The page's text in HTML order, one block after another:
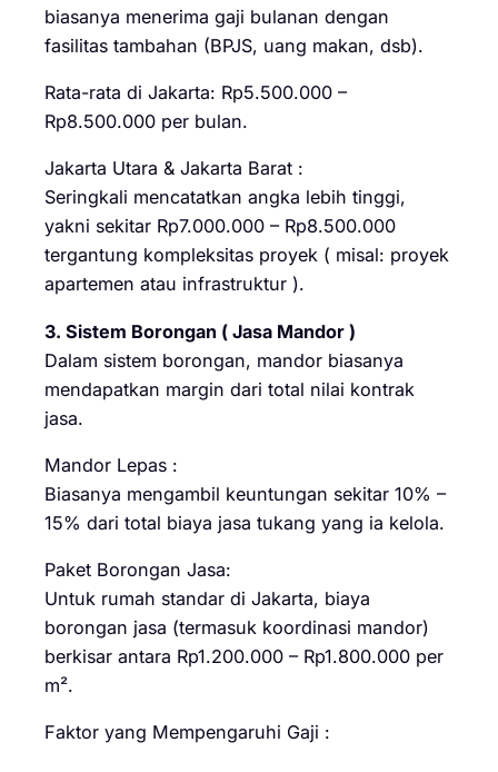
biasanya menerima gaji bulanan dengan
fasilitas tambahan (BPJS, uang makan, dsb).
Rata-rata di Jakarta: Rp5.500.000 –
Rp8.500.000 per bulan.
Jakarta Utara & Jakarta Barat :
Seringkali mencatatkan angka lebih tinggi,
yakni sekitar Rp7.000.000 – Rp8.500.000
tergantung kompleksitas proyek ( misal: proyek
apartemen atau infrastruktur ).
3. Sistem Borongan ( Jasa Mandor )
Dalam sistem borongan, mandor biasanya
mendapatkan margin dari total nilai kontrak
jasa.
Mandor Lepas :
Biasanya mengambil keuntungan sekitar 10% –
15% dari total biaya jasa tukang yang ia kelola.
Paket Borongan Jasa:
Untuk rumah standar di Jakarta, biaya
borongan jasa (termasuk koordinasi mandor)
berkisar antara Rp1.200.000 – Rp1.800.000 per
m².
Faktor yang Mempengaruhi Gaji :